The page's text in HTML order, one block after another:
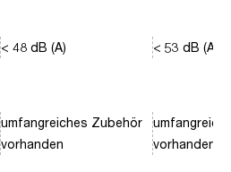
< 48 dB (A)
umfangreiches Zubehör
vorhanden
< 53 dB (A)
vorhanden